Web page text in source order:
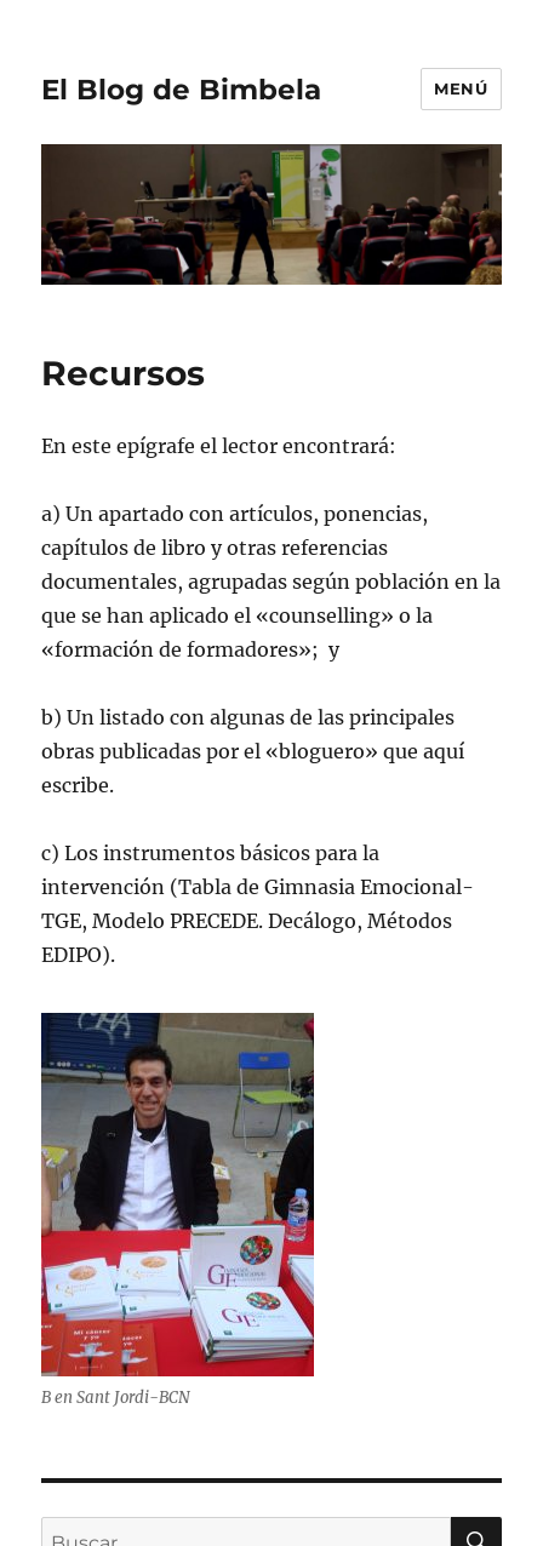
El Blog de Bimbela MENÚ
Recursos
En este epígrafe el lector encontrará:
a) Un apartado con artículos, ponencias,
capítulos de libro y otras referencias
documentales, agrupadas según población en la
que se han aplicado el «counselling» o la
«formación de formadores»; y
b) Un listado con algunas de las principales
obras publicadas por el «bloguero» que aquí
escribe.
c) Los instrumentos básicos para la
intervención (Tabla de Gimnasia Emocional-
TGE, Modelo PRECEDE. Decálogo, Métodos
EDIPO).
B en Sant Jordi-BCN
Buscar